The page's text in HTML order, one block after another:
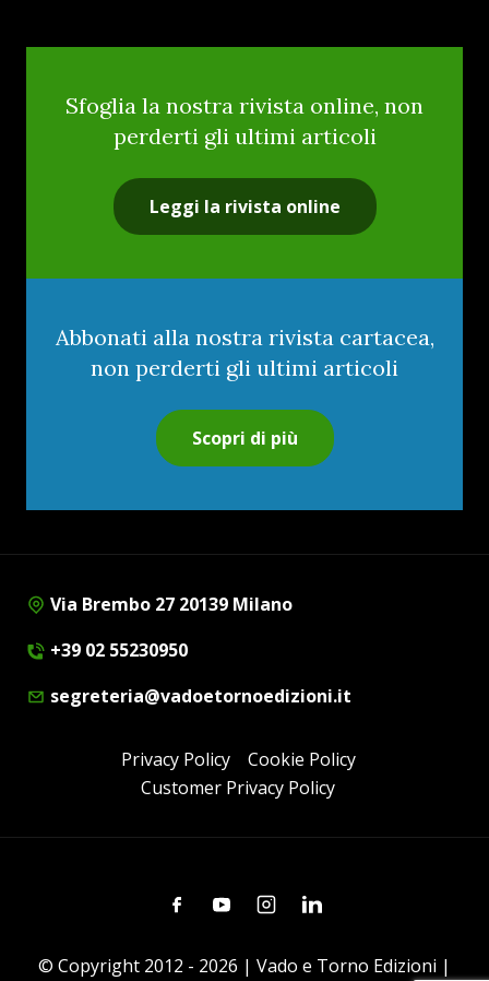
Sfoglia la nostra rivista online, non
perderti gli ultimi articoli
Leggi la rivista online
Abbonati alla nostra rivista cartacea,
non perderti gli ultimi articoli
Scopri di più
Via Brembo 27 20139 Milano
+39 02 55230950
segreteria@vadoetornoedizioni.it
Privacy Policy
Cookie Policy
Customer Privacy Policy
FacebookYoutubeInstagramLinkedin
© Copyright 2012 - 2026 | Vado e Torno Edizioni |